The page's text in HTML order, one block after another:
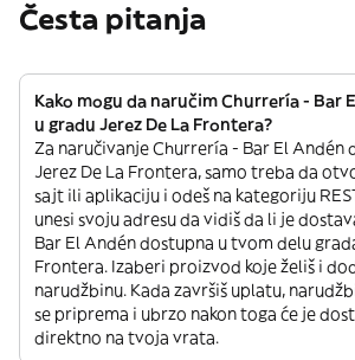
Česta pitanja
Kako mogu da naručim Churrería - Bar
u gradu Jerez De La Frontera?
Za naručivanje Churrería - Bar El Andén
Jerez De La Frontera, samo treba da
sajt ili aplikaciju i odeš na kategoriju
unesi svoju adresu da vidiš da li je
Bar El Andén dostupna u tvom delu
Frontera. Izaberi proizvod koje želiš i
narudžbinu. Kada završiš uplatu,
se priprema i ubrzo nakon toga će je
direktno na tvoja vrata.